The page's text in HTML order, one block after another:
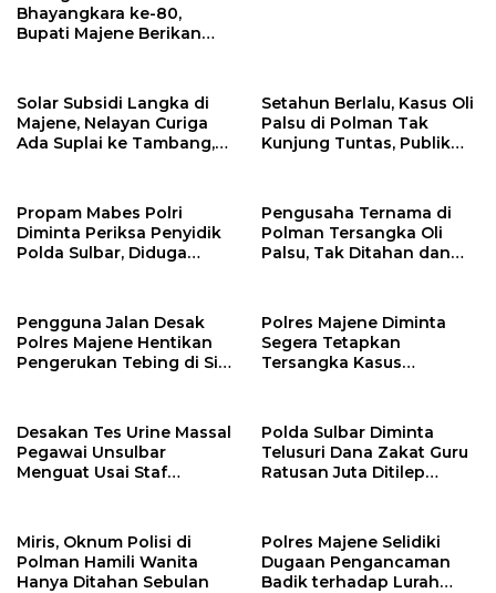
Bhayangkara ke-80,
Bupati Majene Berikan
Solar Subsidi Langka di
Majene, Nelayan Curiga
Ada Suplai ke Tambang,
Setahun Berlalu, Kasus Oli
Palsu di Polman Tak
Kunjung Tuntas, Publik
Propam Mabes Polri
Diminta Periksa Penyidik
Polda Sulbar, Diduga
Tersangka Oli Palsu
Pengusaha Ternama di
Polman Tersangka Oli
Palsu, Tak Ditahan dan
Pengguna Jalan Desak
Polres Majene Hentikan
Pengerukan Tebing di Sisi
Polres Majene Diminta
Segera Tetapkan
Tersangka Kasus
BPOM
Desakan Tes Urine Massal
Pegawai Unsulbar
Menguat Usai Staf
Polda Sulbar Diminta
Telusuri Dana Zakat Guru
Ratusan Juta Ditilep
Miris, Oknum Polisi di
Polman Hamili Wanita
Hanya Ditahan Sebulan
Polres Majene Selidiki
Dugaan Pengancaman
Badik terhadap Lurah